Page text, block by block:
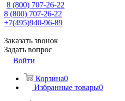
8 (800) 707-26-22
8 (800) 707-26-22
+7(495)940-96-89
Заказать звонок
Задать вопрос
Войти
Корзина0
Избранные товары0